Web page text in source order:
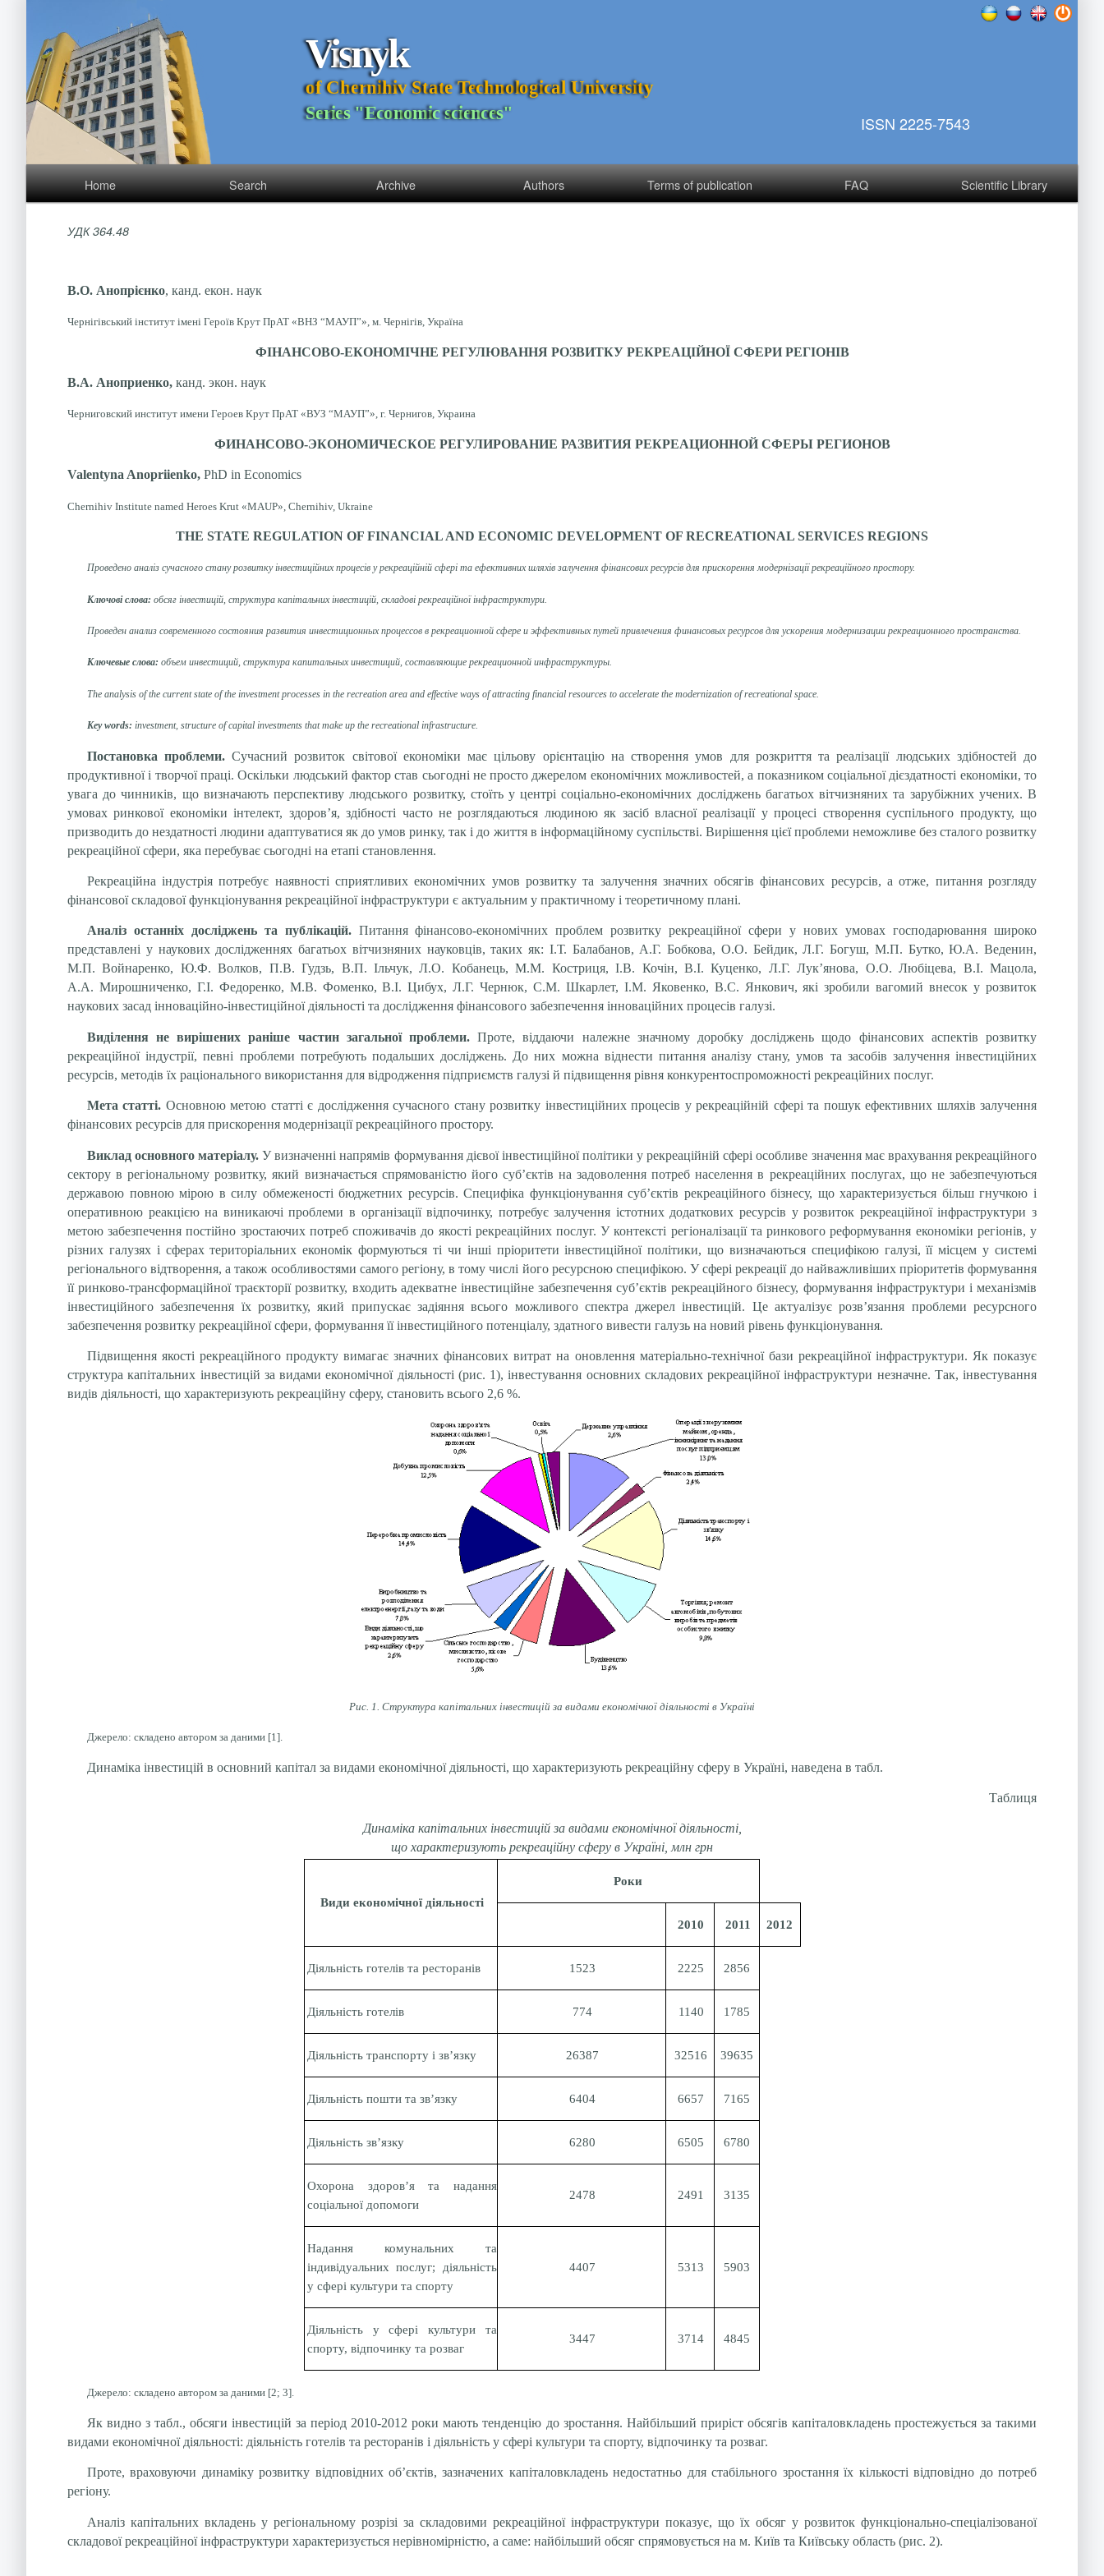
Visnyk
of Chernihiv State Technological University
Series "Economic sciences" ISSN 2225-7543
Home Search Archive Authors Terms of publication FAQ Scientific Library
УДК 364.48
В.О. Анопрієнко, канд. екон. наук
Чернігівський інститут імені Героїв Крут ПрАТ «ВНЗ “МАУП”», м. Чернігів, Україна
ФІНАНСОВО-ЕКОНОМІЧНЕ РЕГУЛЮВАННЯ РОЗВИТКУ РЕКРЕАЦІЙНОЇ СФЕРИ РЕГІОНІВ
В.А. Аноприенко, канд. экон. наук
Черниговский институт имени Героев Крут ПрАТ «ВУЗ “МАУП”», г. Чернигов, Украина
ФИНАНСОВО-ЭКОНОМИЧЕСКОЕ РЕГУЛИРОВАНИЕ РАЗВИТИЯ РЕКРЕАЦИОННОЙ СФЕРЫ РЕГИОНОВ
Valentyna Anopriienko, PhD in Economics
Chernihiv Institute named Heroes Krut «MAUP», Chernihiv, Ukraine
THE STATE REGULATION OF FINANCIAL AND ECONOMIC DEVELOPMENT OF RECREATIONAL SERVICES REGIONS
Проведено аналіз сучасного стану розвитку інвестиційних процесів у рекреаційній сфері та ефективних шляхів залучення фінансових ресурсів для прискорення модернізації рекреаційного простору.
Ключові слова: обсяг інвестицій, структура капітальних інвестицій, складові рекреаційної інфраструктури.
Проведен анализ современного состояния развития инвестиционных процессов в рекреационной сфере и эффективных путей привлечения финансовых ресурсов для ускорения модернизации рекреационного пространства.
Ключевые слова: объем инвестиций, структура капитальных инвестиций, составляющие рекреационной инфраструктуры.
The analysis of the current state of the investment processes in the recreation area and effective ways of attracting financial resources to accelerate the modernization of recreational space.
Key words: investment, structure of capital investments that make up the recreational infrastructure.
Постановка проблеми.Сучасний розвиток світової економіки має цільову орієнтацію на створення умов для розкриття та реалізації людських здібностей до
продуктивної і творчої праці. Оскільки людський фактор став сьогодні не просто джерелом економічних можливостей, а показником соціальної дієздатності економіки, то
увага до чинників, що визначають перспективу людського розвитку, стоїть у центрі соціально-економічних досліджень багатьох вітчизняних та зарубіжних учених. В
умовах ринкової економіки інтелект, здоров’я, здібності часто не розглядаються людиною як засіб власної реалізації у процесі створення суспільного продукту, що
призводить до нездатності людини адаптуватися як до умов ринку, так і до життя в інформаційному суспільстві. Вирішення цієї проблеми неможливе без сталого розвитку
рекреаційної сфери, яка перебуває сьогодні на етапі становлення.
Рекреаційна індустрія потребує наявності сприятливих економічних умов розвитку та залучення значних обсягів фінансових ресурсів, а отже, питання розгляду
фінансової складової функціонування рекреаційної інфраструктури є актуальним у практичному і теоретичному плані.
Аналіз останніх досліджень та публікацій. Питання фінансово-економічних проблем розвитку рекреаційної сфери у нових умовах господарювання широко
представлені у наукових дослідженнях багатьох вітчизняних науковців, таких як: І.Т. Балабанов, А.Г. Бобкова, О.О. Бейдик, Л.Г. Богуш, М.П. Бутко, Ю.А. Веденин,
М.П. Войнаренко, Ю.Ф. Волков, П.В. Гудзь, В.П. Ільчук, Л.О. Кобанець, М.М. Костриця, І.В. Кочін, В.І. Куценко, Л.Г. Лук’янова, О.О. Любіцева, В.І. Мацола,
А.А. Мирошниченко, Г.І. Федоренко, М.В. Фоменко, В.І. Цибух, Л.Г. Чернюк, С.М. Шкарлет, І.М. Яковенко, В.С. Янкович, які зробили вагомий внесок у розвиток
наукових засад інноваційно-інвестиційної діяльності та дослідження фінансового забезпечення інноваційних процесів галузі.
Виділення не вирішених раніше частин загальної проблеми.Проте, віддаючи належне значному доробку досліджень щодо фінансових аспектів розвитку
рекреаційної індустрії, певні проблеми потребують подальших досліджень. До них можна віднести питання аналізу стану, умов та засобів залучення інвестиційних
ресурсів, методів їх раціонального використання для відродження підприємств галузі й підвищення рівня конкурентоспроможності рекреаційних послуг.
Мета статті. Основною метою статті є дослідження сучасного стану розвитку інвестиційних процесів у рекреаційній сфері та пошук ефективних шляхів залучення
фінансових ресурсів для прискорення модернізації рекреаційного простору.
Виклад основного матеріалу.У визначенні напрямів формування дієвої інвестиційної політики у рекреаційній сфері особливе значення має врахування рекреаційного
сектору в регіональному розвитку, який визначається спрямованістю його суб’єктів на задоволення потреб населення в рекреаційних послугах, що не забезпечуються
державою повною мірою в силу обмеженості бюджетних ресурсів. Специфіка функціонування суб’єктів рекреаційного бізнесу, що характеризується більш гнучкою і
оперативною реакцією на виникаючі проблеми в організації відпочинку, потребує залучення істотних додаткових ресурсів у розвиток рекреаційної інфраструктури з
метою забезпечення постійно зростаючих потреб споживачів до якості рекреаційних послуг. У контексті регіоналізації та ринкового реформування економіки регіонів, у
різних галузях і сферах територіальних економік формуються ті чи інші пріоритети інвестиційної політики, що визначаються специфікою галузі, її місцем у системі
регіонального відтворення, а також особливостями самого регіону, в тому числі його ресурсною специфікою. У сфері рекреації до найважливіших пріоритетів формування
її ринково-трансформаційної траєкторії розвитку, входить адекватне інвестиційне забезпечення суб’єктів рекреаційного бізнесу, формування інфраструктури і механізмів
інвестиційного забезпечення їх розвитку, який припускає задіяння всього можливого спектра джерел інвестицій. Це актуалізує розв’язання проблеми ресурсного
забезпечення розвитку рекреаційної сфери, формування її інвестиційного потенціалу, здатного вивести галузь на новий рівень функціонування.
Підвищення якості рекреаційного продукту вимагає значних фінансових витрат на оновлення матеріально-технічної бази рекреаційної інфраструктури. Як показує
структура капітальних інвестицій за видами економічної діяльності (рис. 1), інвестування основних складових рекреаційної інфраструктури незначне. Так, інвестування
видів діяльності, що характеризують рекреаційну сферу, становить всього 2,6 %.
Рис. 1. Структура капітальних інвестицій за видами економічної діяльності в Україні
Джерело: складено автором за даними [1].
Динаміка інвестицій в основний капітал за видами економічної діяльності, що характеризують рекреаційну сферу в Україні, наведена в табл.
Таблиця
Динаміка капітальних інвестицій за видами економічної діяльності,
що характеризують рекреаційну сферу в Україні, млн грн
Види економічної діяльності
Роки
2010 2011 2012
Діяльність готелів та ресторанів 1523 2225 2856
Діяльність готелів 774 1140 1785
Діяльність транспорту і зв’язку 26387 32516 39635
Діяльність пошти та зв’язку 6404 6657 7165
Діяльність зв’язку 6280 6505 6780
Охорона здоров’я та надання
соціальної допомоги
2478 2491 3135
Надання комунальних та
індивідуальних послуг; діяльність
у сфері культури та спорту
4407 5313 5903
Діяльність у сфері культури та
спорту, відпочинку та розваг
3447 3714 4845
Джерело: складено автором за даними [2; 3].
Як видно з табл., обсяги інвестицій за період 2010-2012 роки мають тенденцію до зростання. Найбільший приріст обсягів капіталовкладень простежується за такими
видами економічної діяльності: діяльність готелів та ресторанів і діяльність у сфері культури та спорту, відпочинку та розваг.
Проте, враховуючи динаміку розвитку відповідних об’єктів, зазначених капіталовкладень недостатньо для стабільного зростання їх кількості відповідно до потреб
регіону.
Аналіз капітальних вкладень у регіональному розрізі за складовими рекреаційної інфраструктури показує, що їх обсяг у розвиток функціонально-спеціалізованої
складової рекреаційної інфраструктури характеризується нерівномірністю, а саме: найбільший обсяг спрямовується на м. Київ та Київську область (рис. 2).